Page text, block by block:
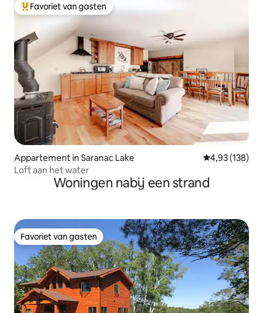
Topfavoriet van gasten
Favoriet van gasten
Appartement in Saranac Lake Gemiddelde
4,93 (138)
Loft aan het water
Woningen nabij een strand
Favoriet van gasten
Favoriet van gasten